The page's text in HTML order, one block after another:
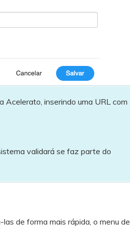
inserindo uma URL com
validará se faz parte do
de forma mais rápida, o menu de